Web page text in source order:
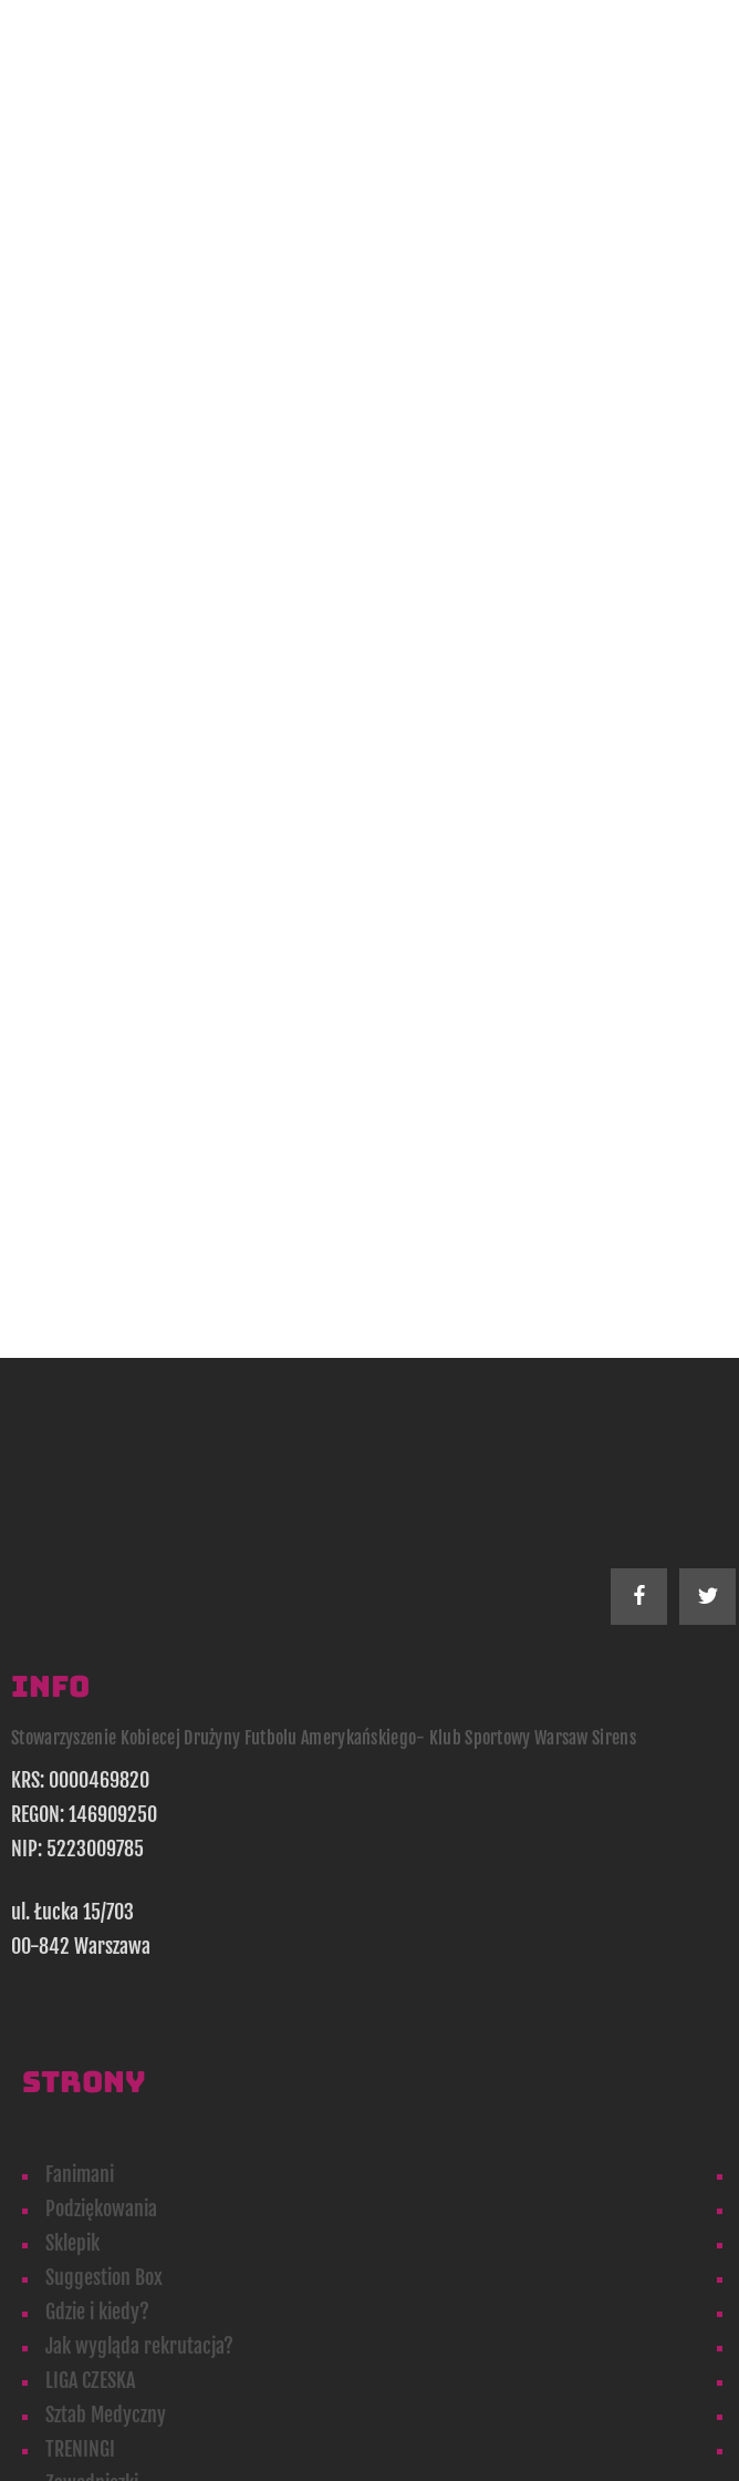
INFO
Stowarzyszenie Kobiecej Drużyny Futbolu Amerykańskiego- Klub Sportowy Warsaw Sirens
KRS: 0000469820
REGON: 146909250
NIP: 5223009785
ul. Łucka 15/703
00-842 Warszawa
STRONY
Fanimani
Podziękowania
Sklepik
Suggestion Box
Gdzie i kiedy?
Jak wygląda rekrutacja?
LIGA CZESKA
Sztab Medyczny
TRENINGI